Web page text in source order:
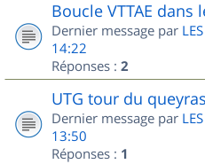
Boucle VTTAE dans
Dernier message par
14:22
Réponses : 2
UTG tour du
Dernier message par
13:50
Réponses : 1